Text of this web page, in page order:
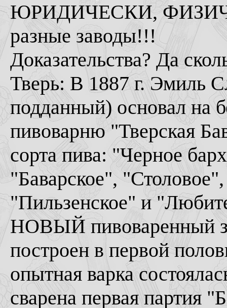
ЮРИДИЧЕСКИ,
разные заводы!!!
Доказательства? Да
Тверь: В 1887 г. Эмиль
подданный) основал на
пивоварню "Тверская
сорта пива: "Черное
"Баварское",
"Пильзенское" и
НОВЫЙ пивоваренный
построен в первой
опытная варка
сварена первая партия